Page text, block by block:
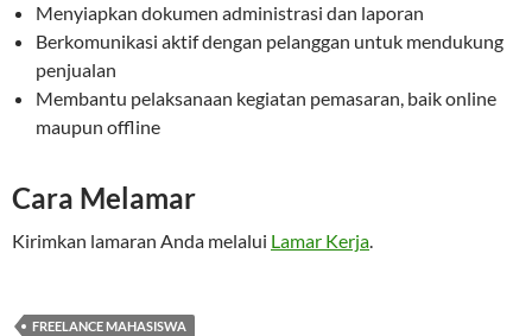
Menyiapkan dokumen administrasi dan laporan
Berkomunikasi aktif dengan pelanggan untuk mendukung
penjualan
Membantu pelaksanaan kegiatan pemasaran, baik online
maupun offline
Cara Melamar
Kirimkan lamaran Anda melalui Lamar Kerja.
FREELANCE MAHASISWA